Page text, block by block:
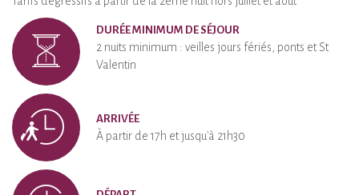
DURÉE MINIMUM DE SÉJOUR
2 nuits minimum : veilles jours fériés, ponts et St
Valentin
ARRIVÉE
À partir de 17h et jusqu'à 21h30